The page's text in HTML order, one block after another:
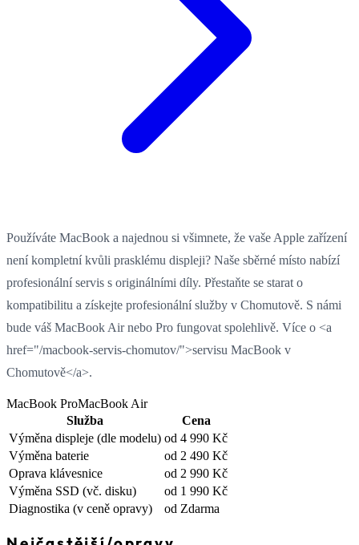
Používáte MacBook a najednou si všimnete, že vaše Apple zařízení
není kompletní kvůli prasklému displeji? Naše sběrné místo nabízí
profesionální servis s originálními díly. Přestaňte se starat o
kompatibilitu a získejte profesionální služby v Chomutově. S námi
bude váš MacBook Air nebo Pro fungovat spolehlivě. Více o <a
href="/macbook-servis-chomutov/">servisu MacBook v
Chomutově</a>.
MacBook ProMacBook Air
Služba
Cena
Výměna displeje (dle modelu) od 4 990 Kč
Výměna baterie
od 2 490 Kč
Oprava klávesnice
od 2 990 Kč
Výměna SSD (vč. disku)
od 1 990 Kč
Diagnostika (v ceně opravy) od Zdarma